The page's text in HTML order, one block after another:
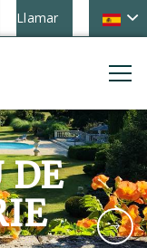
Llamar
DE